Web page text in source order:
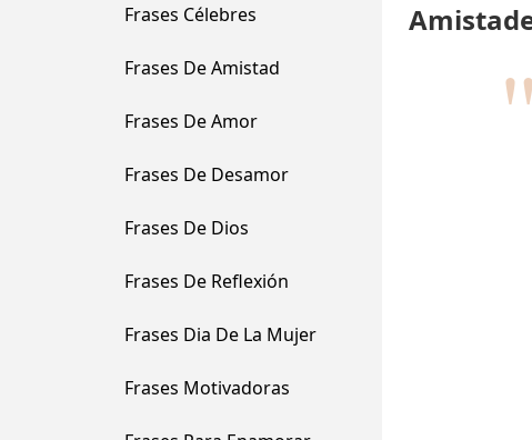
Frases Célebres
Frases De Amistad
Frases De Amor
Frases De Desamor
Frases De Dios
Frases De Reflexión
Frases Dia De La Mujer
Frases Motivadoras
"